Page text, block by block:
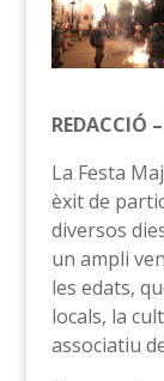
REDACCIÓ
La Festa
èxit de
diversos
un ampli
les edats,
locals, la
associatiu